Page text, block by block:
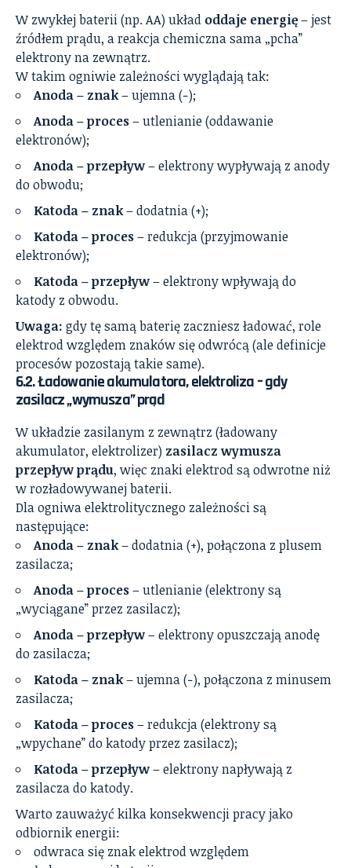
W zwykłej baterii (np. AA) układ oddaje energię– jest
źródłem prądu, a reakcja chemiczna sama „pcha”
elektrony na zewnątrz.
W takim ogniwie zależności wyglądają tak:
Anoda – znak– ujemna (−);
Anoda – proces– utlenianie (oddawanie
elektronów);
Anoda – przepływ– elektrony wypływają z anody
do obwodu;
Katoda – znak– dodatnia (+);
Katoda – proces– redukcja (przyjmowanie
elektronów);
Katoda – przepływ– elektrony wpływają do
katody z obwodu.
Uwaga: gdy tę samą baterię zaczniesz ładować, role
elektrod względem znaków się odwrócą (ale definicje
procesów pozostają takie same).
6.2. Ładowanie akumulatora, elektroliza – gdy
zasilacz „wymusza” prąd
W układzie zasilanym z zewnątrz (ładowany
akumulator, elektrolizer) zasilacz wymusza
przepływ prądu, więc znaki elektrod są odwrotne niż
w rozładowywanej baterii.
Dla ogniwa elektrolitycznego zależności są
następujące:
Anoda – znak– dodatnia (+), połączona z plusem
zasilacza;
Anoda – proces– utlenianie (elektrony są
„wyciągane” przez zasilacz);
Anoda – przepływ– elektrony opuszczają anodę
do zasilacza;
Katoda – znak– ujemna (−), połączona z minusem
zasilacza;
Katoda – proces– redukcja (elektrony są
„wpychane” do katody przez zasilacz);
Katoda – przepływ– elektrony napływają z
zasilacza do katody.
Warto zauważyć kilka konsekwencji pracy jako
odbiornik energii:
odwraca się znak elektrod względem